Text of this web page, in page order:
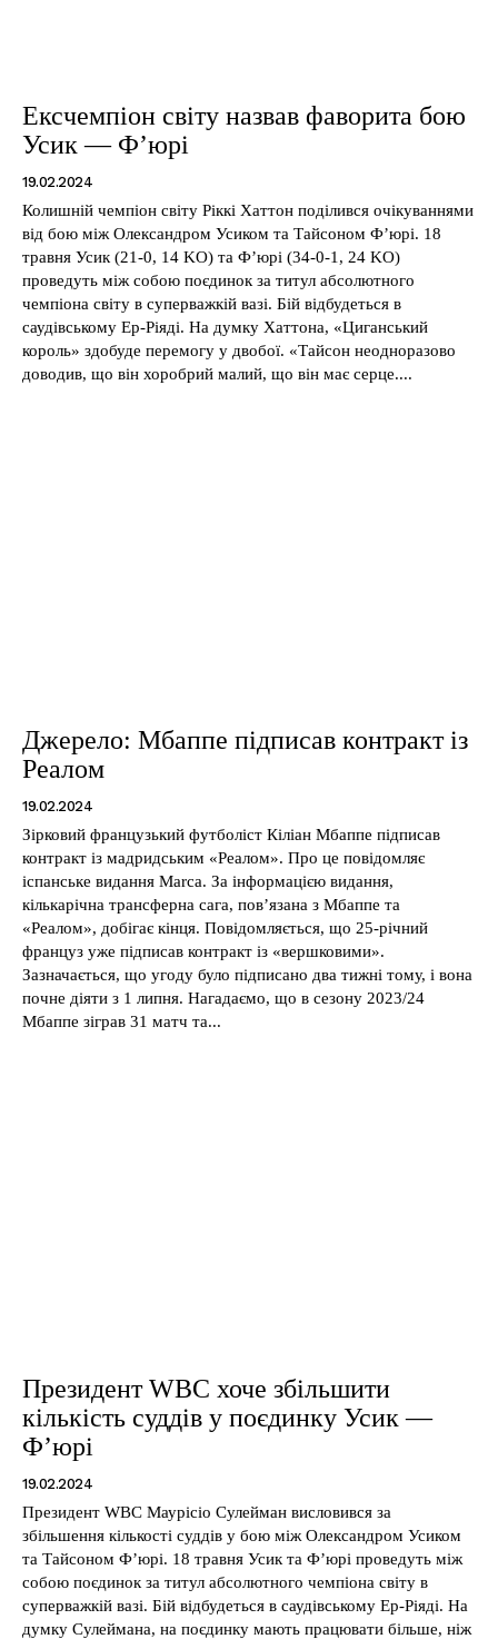
Ексчемпіон світу назвав фаворита бою
Усик — Ф’юрі
19.02.2024
Колишній чемпіон світу Ріккі Хаттон поділився очікуваннями
від бою між Олександром Усиком та Тайсоном Ф’юрі. 18
травня Усик (21-0, 14 KO) та Ф’юрі (34-0-1, 24 KO)
проведуть між собою поєдинок за титул абсолютного
чемпіона світу в суперважкій вазі. Бій відбудеться в
саудівському Ер-Ріяді. На думку Хаттона, «Циганський
король» здобуде перемогу у двобої. «Тайсон неодноразово
доводив, що він хоробрий малий, що він має серце....
Джерело: Мбаппе підписав контракт із
Реалом
19.02.2024
Зірковий французький футболіст Кіліан Мбаппе підписав
контракт із мадридським «Реалом». Про це повідомляє
іспанське видання Marca. За інформацією видання,
кількарічна трансферна сага, пов’язана з Мбаппе та
«Реалом», добігає кінця. Повідомляється, що 25-річний
француз уже підписав контракт із «вершковими».
Зазначається, що угоду було підписано два тижні тому, і вона
почне діяти з 1 липня. Нагадаємо, що в сезону 2023/24
Мбаппе зіграв 31 матч та...
Президент WBC хоче збільшити
кількість суддів у поєдинку Усик —
Ф’юрі
19.02.2024
Президент WBC Маурісіо Сулейман висловився за
збільшення кількості суддів у бою між Олександром Усиком
та Тайсоном Ф’юрі. 18 травня Усик та Ф’юрі проведуть між
собою поєдинок за титул абсолютного чемпіона світу в
суперважкій вазі. Бій відбудеться в саудівському Ер-Ріяді. На
думку Сулеймана, на поєдинку мають працювати більше, ніж